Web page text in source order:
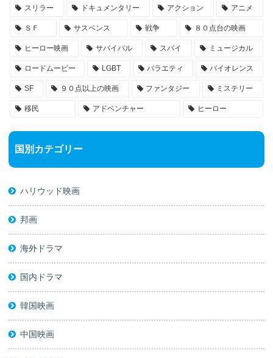
スリラー ドキュメンタリー アクション アニメ
ＳＦ サスペンス 戦争 ８０点台の映画
ヒーロー映画 サバイバル スパイ ミュージカル
ロードムービー LGBT バラエティ バイオレンス
SF ９０点以上の映画 ファンタジー ミステリー
移民 アドベンチャー ヒーロー
国別カテゴリー
ハリウッド映画
邦画
海外ドラマ
国内ドラマ
韓国映画
中国映画